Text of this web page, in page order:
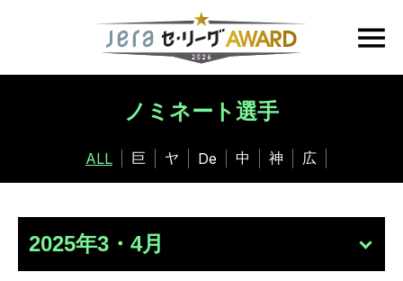
ノミネート選手
ALL 巨 ヤ De 中 神 広